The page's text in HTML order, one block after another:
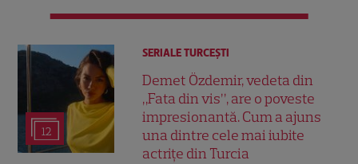
12
SERIALE TURCEŞTI
Demet Özdemir, vedeta din
„Fata din vis”, are o poveste
impresionantă. Cum a ajuns
una dintre cele mai iubite
actrițe din Turcia